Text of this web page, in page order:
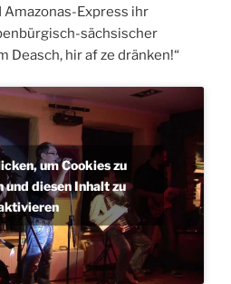
Amazonas-Express ihr
sächsischer
Deasch, hir af ze dränken!“
um Cookies zu
und diesen Inhalt zu